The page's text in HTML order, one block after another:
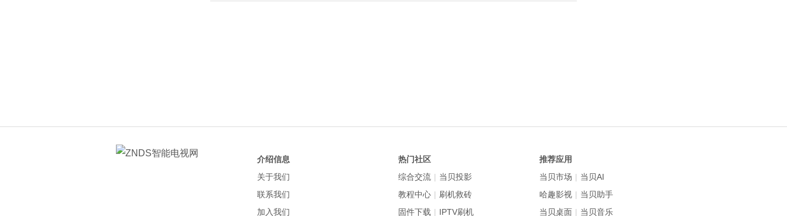
推荐应用
当贝市场 | 当贝AI
哈趣影视 | 当贝助手
当贝桌面 | 当贝音乐
热门社区
综合交流 | 当贝投影
教程中心 | 刷机救砖
固件下载 | IPTV刷机
介绍信息
关于我们
联系我们
加入我们